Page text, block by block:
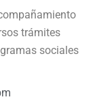
trámites
sociales